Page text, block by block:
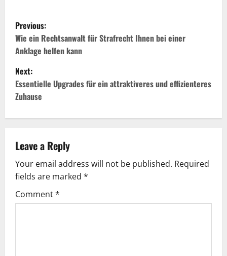
P
o
s
t
n
v
i
g
Previous:
Wie ein Rechtsanwalt für Strafrecht Ihnen bei einer
Anklage helfen kann
Next:
Essentielle Upgrades für ein attraktiveres und effizienteres
Zuhause
Leave a Reply
Your email address will not be published. Required
fields are marked *
Comment*